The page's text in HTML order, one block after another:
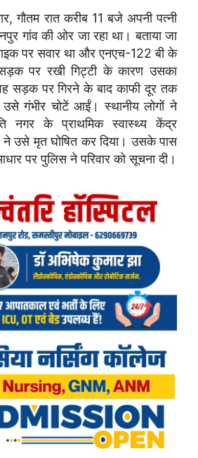
गौतम रात करीब 11 बजे अपनी पत्नी
गांव की ओर जा रहा था। बताया जा
पर सवार था और एनएच-122 बी के
पर रखी गिट्टी के कारण उसका
सड़क पर गिरने के बाद काफी दूर तक
गंभीर चोटें आईं। स्थानीय लोगों ने
नगर के प्राथमिक स्वास्थ्य केंद्र
ने उसे मृत घोषित कर दिया। उसके पास
पर पुलिस ने परिवार को सूचना दी।